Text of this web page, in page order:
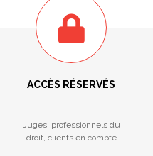
ACCÈS RÉSERVÉS
Juges, professionnels du
droit, clients en compte